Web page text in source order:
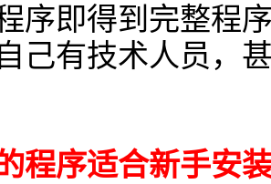
序即得到完整程
己有技术人员，
程序适合新手安